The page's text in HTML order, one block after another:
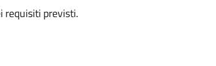
requisiti previsti.